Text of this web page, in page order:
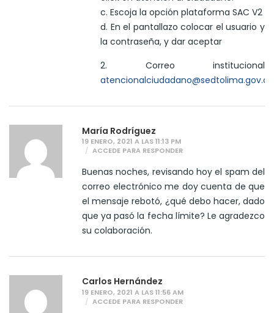
c. Escoja la opción plataforma SAC V2
d. En el pantallazo colocar el usuario y
la contraseña, y dar aceptar
2. Correo institucional
atencionalciudadano@sedtolima.gov.co
María Rodríguez
19 ENERO, 2021 A LAS 11:13 PM
ACCEDE PARA RESPONDER
Buenas noches, revisando hoy el spam del
correo electrónico me doy cuenta de que
el mensaje rebotó, ¿qué debo hacer, dado
que ya pasó la fecha límite? Le agradezco
su colaboración.
Carlos Hernández
19 ENERO, 2021 A LAS 11:56 AM
ACCEDE PARA RESPONDER